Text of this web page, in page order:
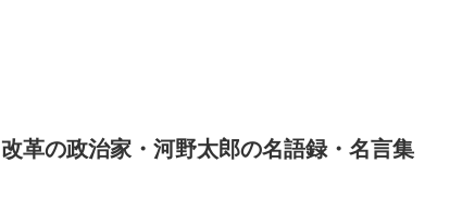
改革の政治家・河野太郎の名語録・名言集